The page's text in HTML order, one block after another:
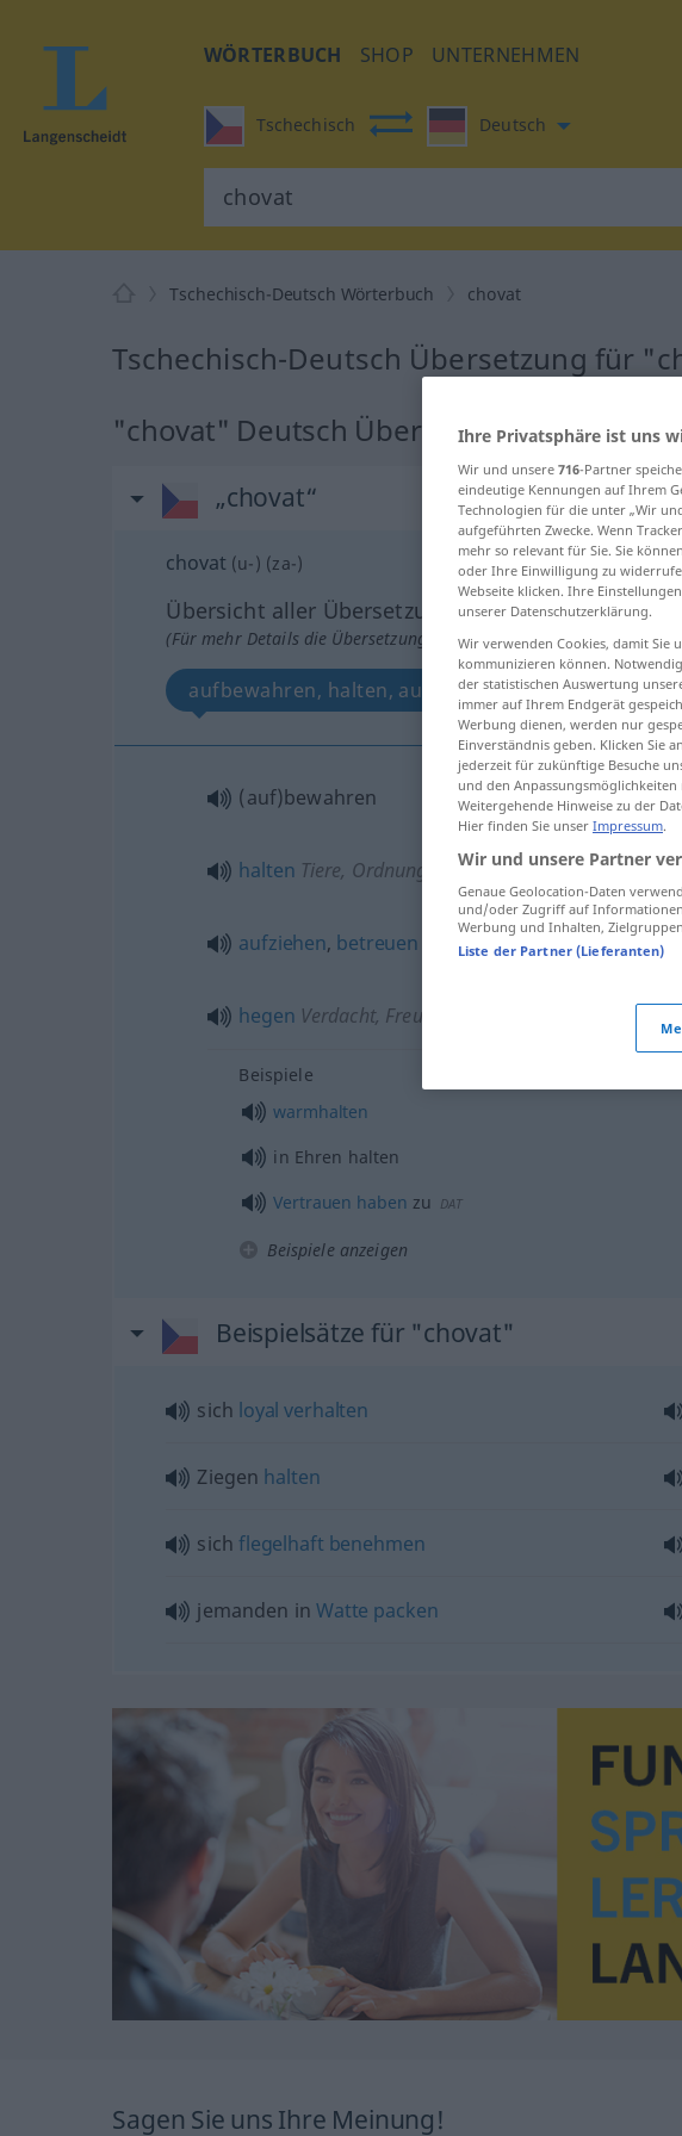
WÖRTERBUCH SHOP UNTERNEHMEN
Tschechisch Deutsch
Tschechisch-Deutsch Wörterbuch chovat
Tschechisch-Deutsch Übersetzung für
"chovat" Deutsch Übersetzung
„chovat“
chovat (u-) (za-)
Übersicht aller Übersetzungen
(Für mehr Details die Übersetzung anklicken/antippen)
aufbewahren, halten, aufziehen, betreuen, hegen
(auf)bewahren
halten Tiere, Ordnung
aufziehen, betreuen Tiere, Kinder
hegen Verdacht, Freundschaft
Beispiele
warmhalten
in Ehren halten
Vertrauen haben zu DAT
Beispiele anzeigen
Beispielsätze für "chovat"
sich loyal verhalten
Ziegen halten
sichflegelhaft benehmen
jemanden inWatte packen
Sagen Sie uns Ihre Meinung!
Ihre Privatsphäre ist uns
Wir und unsere 716-Partner
eindeutige Kennungen auf Ihrem
Technologien für die unter „Wir
aufgeführten Zwecke. Wenn
mehr so relevant für Sie. Sie
oder Ihre Einwilligung zu
Webseite klicken. Ihre
unserer Datenschutzerklärung.
Wir verwenden Cookies, damit Sie
kommunizieren können.
der statistischen Auswertung
immer auf Ihrem Endgerät
Werbung dienen, werden nur
Einverständnis geben. Klicken Sie
jederzeit für zukünftige Besuche
und den
Weitergehende Hinweise zu der
Hier finden Sie unser Impressum.
Wir und unsere Partner
Genaue Geolocation-Daten
und/oder Zugriff auf
Werbung und Inhalten,
Liste der Partner (Lieferanten)